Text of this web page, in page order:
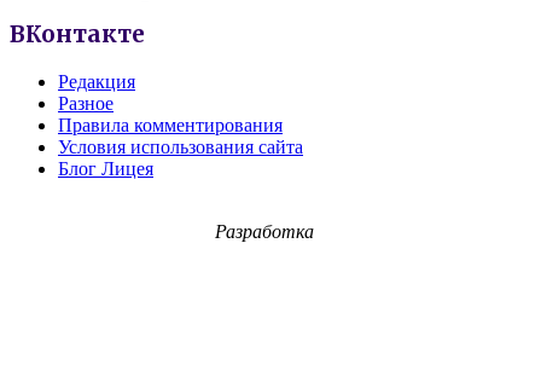
ВКонтакте
Редакция
Разное
Правила комментирования
Условия использования сайта
Блог Лицея
Разработка